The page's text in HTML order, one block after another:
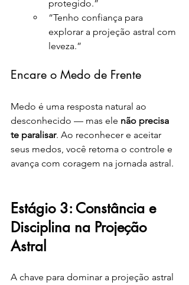
protegido.”
“Tenho confiança para
explorar a projeção astral com
leveza.”
Encare o Medo de Frente
Medo é uma resposta natural ao
desconhecido — mas ele não precisa
te paralisar. Ao reconhecer e aceitar
seus medos, você retoma o controle e
avança com coragem na jornada astral.
Estágio 3: Constância e
Disciplina na Projeção
Astral
A chave para dominar a projeção astral